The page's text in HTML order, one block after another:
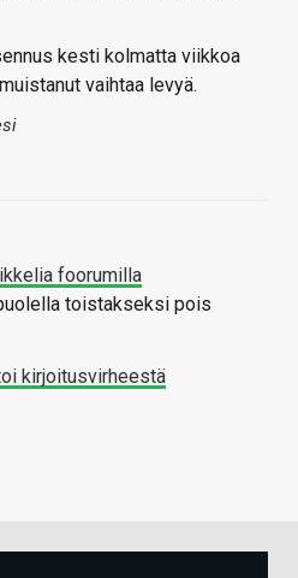
kesti kolmatta viikkoa
vaihtaa levyä.
foorumilla
toistakseksi pois
kirjoitusvirheestä